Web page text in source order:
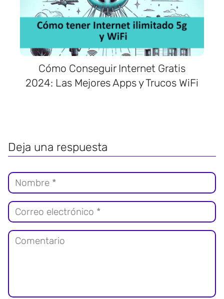
Cómo Conseguir Internet Gratis
2024: Las Mejores Apps y Trucos WiFi
Deja una respuesta